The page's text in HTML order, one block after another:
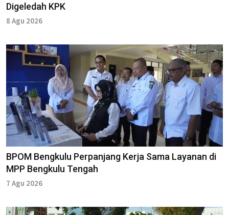
Digeledah KPK
8 Agu 2026
BPOM Bengkulu Perpanjang Kerja Sama Layanan di
MPP Bengkulu Tengah
7 Agu 2026